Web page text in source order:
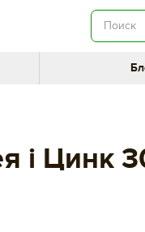
і Цинк